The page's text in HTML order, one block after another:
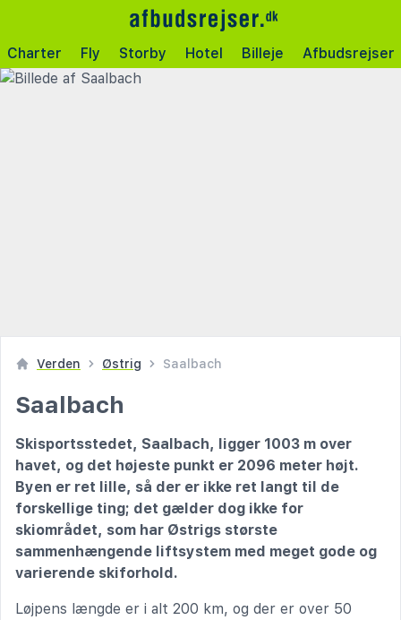
Charter Fly Storby Hotel Billeje Afbudsrejser
Verden Østrig Saalbach
Saalbach
Skisportsstedet, Saalbach, ligger 1003 m over
havet, og det højeste punkt er 2096 meter højt.
Byen er ret lille, så der er ikke ret langt til de
forskellige ting; det gælder dog ikke for
skiområdet, som har Østrigs største
sammenhængende liftsystem med meget gode og
varierende skiforhold.
Løjpens længde er i alt 200 km, og der er over 50